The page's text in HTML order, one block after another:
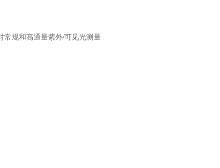
规和高通量紫外/可见光测量